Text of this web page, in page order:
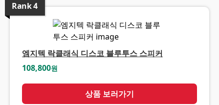
Rank4
엠지텍 락클래식 디스코 블루투스 스피커
108,800원
상품 보러가기